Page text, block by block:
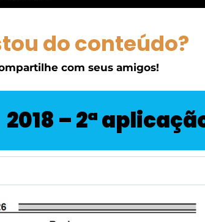
do conteúdo?
com seus amigos!
2018 – 2ª